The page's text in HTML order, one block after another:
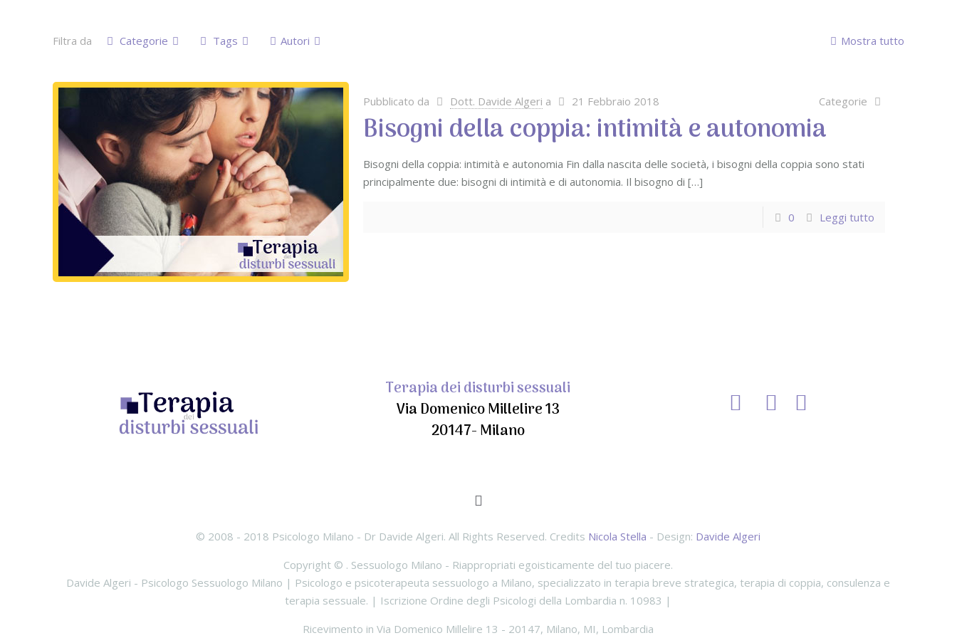
Filtra da Categorie Tags Autori Mostra tutto
Pubblicato da Dott. Davide Algeri a 21 Febbraio 2018 Categorie
Bisogni della coppia: intimità e autonomia
Bisogni della coppia: intimità e autonomia Fin dalla nascita delle società, i bisogni della coppia sono stati
principalmente due: bisogni di intimità e di autonomia. Il bisogno di […]
0 Leggi tutto
Terapia dei disturbi sessuali
Via Domenico Millelire 13
20147- Milano
© 2008 - 2018 Psicologo Milano - Dr Davide Algeri. All Rights Reserved. Credits Nicola Stella - Design: Davide Algeri
Copyright © . Sessuologo Milano - Riappropriati egoisticamente del tuo piacere.
Davide Algeri - Psicologo Sessuologo Milano | Psicologo e psicoterapeuta sessuologo a Milano, specializzato in terapia breve strategica, terapia di coppia, consulenza e
terapia sessuale. | Iscrizione Ordine degli Psicologi della Lombardia n. 10983 |
Ricevimento inVia Domenico Millelire 13 - 20147, Milano, MI, Lombardia